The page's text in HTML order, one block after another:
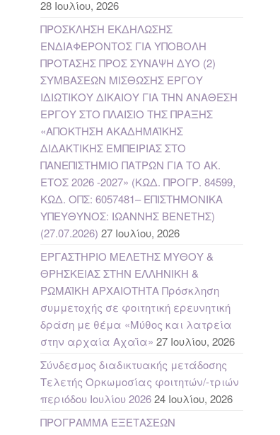
28 Ιουλίου, 2026
ΠΡΟΣΚΛΗΣΗ ΕΚΔΗΛΩΣΗΣ
ΕΝΔΙΑΦΕΡΟΝΤΟΣ ΓΙΑ ΥΠΟΒΟΛΗ
ΠΡΟΤΑΣΗΣ ΠΡΟΣ ΣΥΝΑΨΗ ΔΥΟ (2)
ΣΥΜΒΑΣΕΩΝ ΜΙΣΘΩΣΗΣ ΕΡΓΟΥ
ΙΔΙΩΤΙΚΟΥ ΔΙΚΑΙΟΥ ΓΙΑ ΤΗΝ ΑΝΑΘΕΣΗ
ΕΡΓΟΥ ΣΤΟ ΠΛΑΙΣΙΟ ΤΗΣ ΠΡΑΞΗΣ
«ΑΠΟΚΤΗΣΗ ΑΚΑΔΗΜΑΪΚΗΣ
ΔΙΔΑΚΤΙΚΗΣ ΕΜΠΕΙΡΙΑΣ ΣΤΟ
ΠΑΝΕΠΙΣΤΗΜΙΟ ΠΑΤΡΩΝ ΓΙΑ ΤΟ ΑΚ.
ΕΤΟΣ 2026 -2027» (ΚΩΔ. ΠΡΟΓΡ. 84599,
ΚΩΔ. ΟΠΣ: 6057481– ΕΠΙΣΤΗΜΟΝΙΚΑ
ΥΠΕΥΘΥΝΟΣ: ΙΩΑΝΝΗΣ ΒΕΝΕΤΗΣ)
(27.07.2026) 27 Ιουλίου, 2026
ΕΡΓΑΣΤΗΡΙΟ ΜΕΛΕΤΗΣ ΜΥΘΟΥ &
ΘΡΗΣΚΕΙΑΣ ΣΤΗΝ ΕΛΛΗΝΙΚΗ &
ΡΩΜΑΪΚΗ ΑΡΧΑΙΟΤΗΤΑ Πρόσκληση
συμμετοχής σε φοιτητική ερευνητική
δράση με θέμα «Μύθος και λατρεία
στην αρχαία Αχαΐα» 27 Ιουλίου, 2026
Σύνδεσμος διαδικτυακής μετάδοσης
Τελετής Ορκωμοσίας φοιτητών/-τριών
περιόδου Ιουλίου 2026 24 Ιουλίου, 2026
ΠΡΟΓΡΑΜΜΑ ΕΞΕΤΑΣΕΩΝ